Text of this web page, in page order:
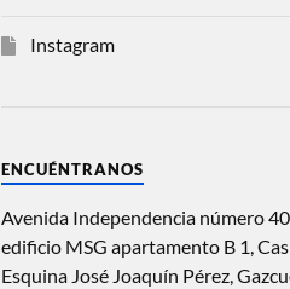
Instagram
ENCUÉNTRANOS
Avenida Independencia número
edificio MSG apartamento B 1,
Esquina José Joaquín Pérez,